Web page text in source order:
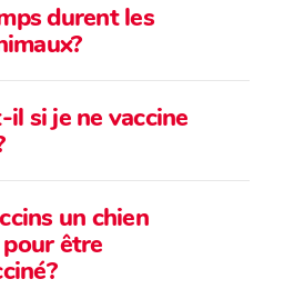
des narines
pubienne
orthopédique mineure
de plaies
durent les
il si je ne vaccine
un chien
être